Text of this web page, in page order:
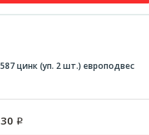
цинк (уп. 2 шт.) европодвес
30 Р